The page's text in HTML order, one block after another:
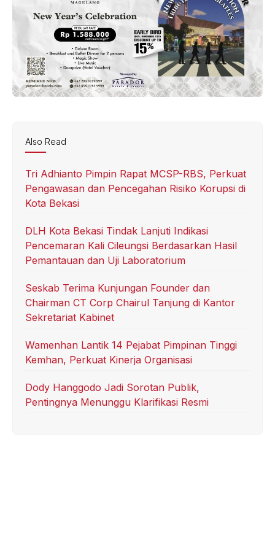
Also Read
Tri Adhianto Pimpin Rapat MCSP-RBS, Perkuat
Pengawasan dan Pencegahan Risiko Korupsi di
Kota Bekasi
DLH Kota Bekasi Tindak Lanjuti Indikasi
Pencemaran Kali Cileungsi Berdasarkan Hasil
Pemantauan dan Uji Laboratorium
Seskab Terima Kunjungan Founder dan
Chairman CT Corp Chairul Tanjung di Kantor
Sekretariat Kabinet
Wamenhan Lantik 14 Pejabat Pimpinan Tinggi
Kemhan, Perkuat Kinerja Organisasi
Dody Hanggodo Jadi Sorotan Publik,
Pentingnya Menunggu Klarifikasi Resmi